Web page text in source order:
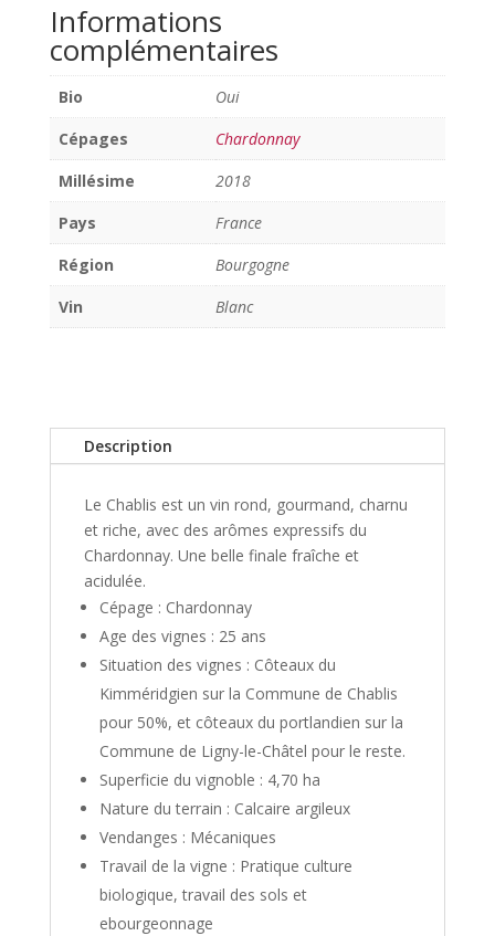
Informations
complémentaires
Bio
Oui
Cépages
Chardonnay
Millésime
2018
Pays
France
Région
Bourgogne
Vin
Blanc
Description
Le Chablis est un vin rond, gourmand, charnu
et riche, avec des arômes expressifs du
Chardonnay. Une belle finale fraîche et
acidulée.
Cépage : Chardonnay
Age des vignes : 25 ans
Situation des vignes : Côteaux du
Kimméridgien sur la Commune de Chablis
pour 50%, et côteaux du portlandien sur la
Commune de Ligny-le-Châtel pour le reste.
Superficie du vignoble : 4,70 ha
Nature du terrain : Calcaire argileux
Vendanges : Mécaniques
Travail de la vigne : Pratique culture
biologique, travail des sols et
ebourgeonnage